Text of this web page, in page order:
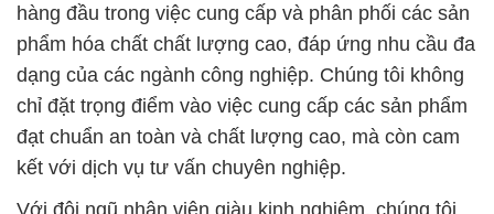
hàng đầu trong việc cung cấp và phân phối các sản
phẩm hóa chất chất lượng cao, đáp ứng nhu cầu đa
dạng của các ngành công nghiệp. Chúng tôi không
chỉ đặt trọng điểm vào việc cung cấp các sản phẩm
đạt chuẩn an toàn và chất lượng cao, mà còn cam
kết với dịch vụ tư vấn chuyên nghiệp.
Với đội ngũ nhân viên giàu kinh nghiệm, chúng tôi